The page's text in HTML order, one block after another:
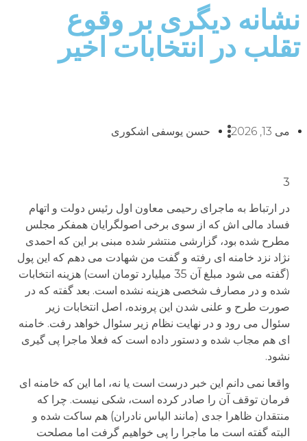
نشانه دیگری بر وقوع
تقلب در انتخابات اخیر
می 13, 2026 حسن یوسفی اشکوری
3
در ارتباط به ماجرای رحیمی معاون اول رئیس دولت و اتهام
فساد مالی اش که از سوی برخی اصولگرایان همفکر مجلس
مطرح شده بود، گزارشی منتشر شده مبنی بر این که احمدی
نژاد نزد خامنه ای رفته و گفت من شهادت می دهم که این پول
(گفته می شود مبلغ آن 35 میلیارد تومان است) هزینه انتخابات
شده و در مصارف شخصی هزینه نشده است. بعد گفته که در
صورت طرح و علنی شدن این پرونده، اصل انتخابات زیر
سئوال می رود و در نهایت نظام زیر سئوال خواهد رفت. خامنه
ای هم مجاب شده و دستور داده است که فعلا ماجرا پی گیری
نشود.
واقعا نمی دانم این خبر درست است یا نه، اما این که خامنه ای
فرمان توقف آن را صادر کرده است، شکی نیست. چرا که
منتقدان ظاهرا جدی (مانند الیاس نادران) هم ساکت شده و
البته گفته است ما ماجرا را پی خواهیم گرفت اما مصلحت